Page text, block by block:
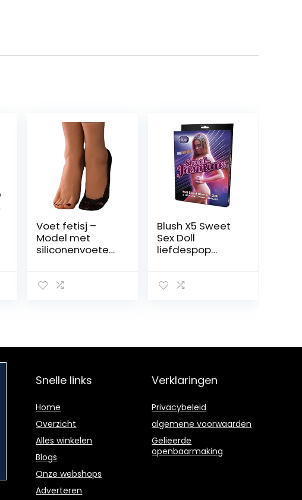
Voet fetisj –
Model met
siliconenvoeten
vrouwelijke
sieraden
Blush X5 Sweet
Sex Doll
liefdespop
Snelle links
Home
Overzicht
Alles winkelen
Blogs
Onze webshops
Adverteren
Verklaringen
Privacybeleid
algemene voorwaarden
Gelieerde
openbaarmaking